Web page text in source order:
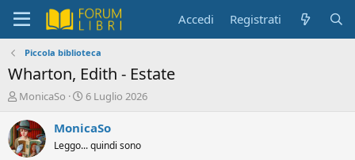
Accedi Registrati
Piccola biblioteca
Wharton, Edith - Estate
C
e
a
t
MonicaSo
D
t
d
6 Luglio 2026
MonicaSo
Leggo... quindi sono